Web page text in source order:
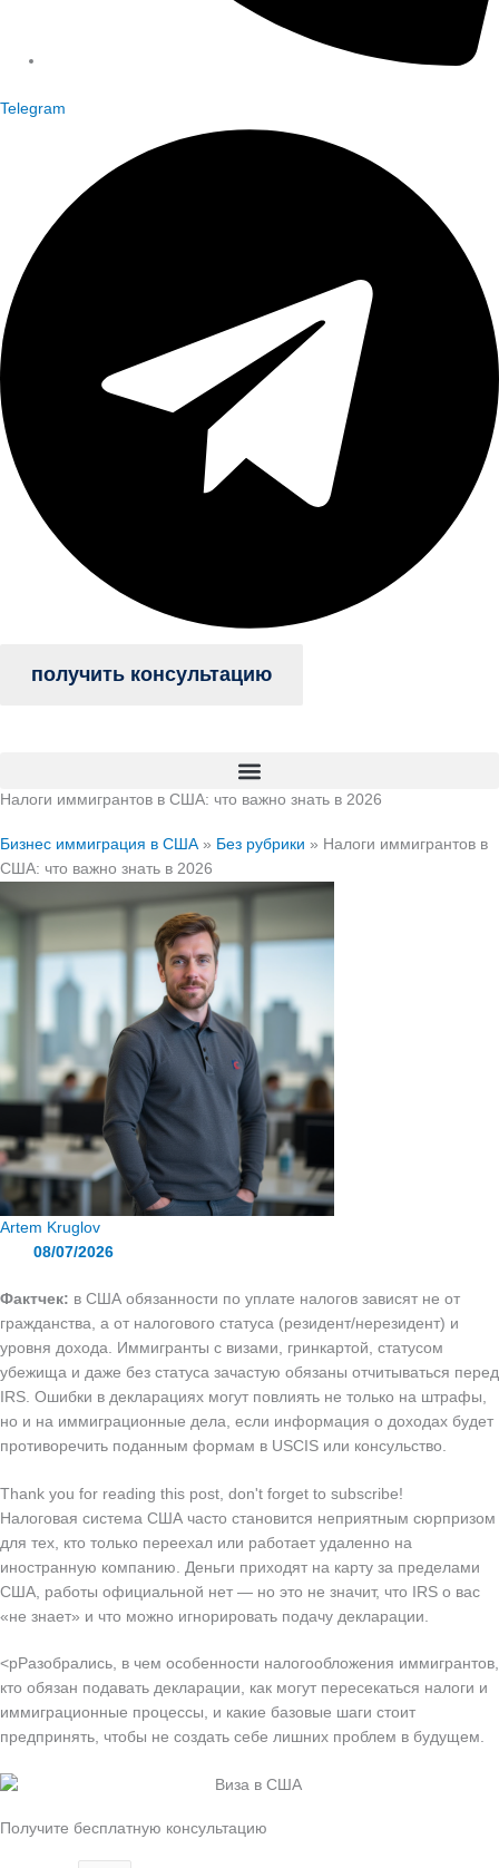
Telegram
получить консультацию
Налоги иммигрантов в США: что важно знать в 2026
Бизнес иммиграция в США» Без рубрики » Налоги иммигрантов в
США: что важно знать в 2026
Artem Kruglov
08/07/2026
Фактчек: в США обязанности по уплате налогов зависят не от
гражданства, а от налогового статуса (резидент/нерезидент) и
уровня дохода. Иммигранты с визами, гринкартой, статусом
убежища и даже без статуса зачастую обязаны отчитываться перед
IRS. Ошибки в декларациях могут повлиять не только на штрафы,
но и на иммиграционные дела, если информация о доходах будет
противоречить поданным формам в USCIS или консульство.
Thank you for reading this post, don't forget to subscribe!
Налоговая система США часто становится неприятным сюрпризом
для тех, кто только переехал или работает удаленно на
иностранную компанию. Деньги приходят на карту за пределами
США, работы официальной нет — но это не значит, что IRS о вас
«не знает» и что можно игнорировать подачу декларации.
<pРазобрались, в чем особенности налогообложения иммигрантов,
кто обязан подавать декларации, как могут пересекаться налоги и
иммиграционные процессы, и какие базовые шаги стоит
предпринять, чтобы не создать себе лишних проблем в будущем.
Получите бесплатную консультацию